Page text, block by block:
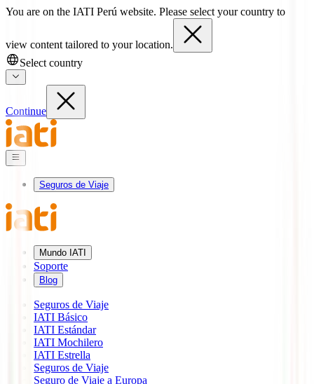
You are on the IATI Perú website. Please select your country to
view content tailored to your location.
Select country
Continue
Seguros de Viaje
Mundo IATI
Soporte
Blog
Seguros de Viaje
IATI Básico
IATI Estándar
IATI Mochilero
IATI Estrella
Seguros de Viaje
Seguro de Viaje a Europa